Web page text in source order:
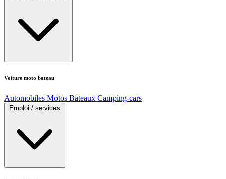
Voiture moto bateau
Automobiles Motos Bateaux Camping-cars
Emploi / services